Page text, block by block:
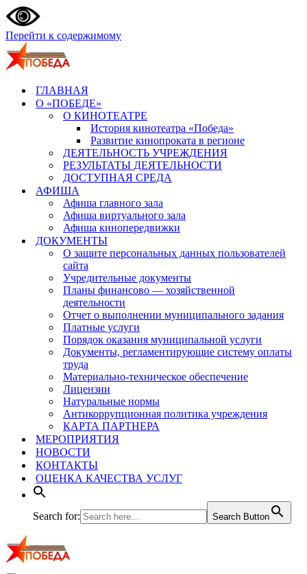
Перейти к содержимому
ГЛАВНАЯ
О «ПОБЕДЕ»
О КИНОТЕАТРЕ
История кинотеатра «Победа»
Развитие кинопроката в регионе
ДЕЯТЕЛЬНОСТЬ УЧРЕЖДЕНИЯ
РЕЗУЛЬТАТЫ ДЕЯТЕЛЬНОСТИ
ДОСТУПНАЯ СРЕДА
АФИША
Афиша главного зала
Афиша виртуального зала
Афиша кинопередвижки
ДОКУМЕНТЫ
О защите персональных данных пользователей
сайта
Учредительные документы
Планы финансово — хозяйственной
деятельности
Отчет о выполнении муниципального задания
Платные услуги
Порядок оказания муниципальной услуги
Документы, регламентирующие систему оплаты
труда
Материально-техническое обеспечение
Лицензии
Натуральные нормы
Антикоррупционная политика учреждения
КАРТА ПАРТНЕРА
МЕРОПРИЯТИЯ
НОВОСТИ
КОНТАКТЫ
ОЦЕНКА КАЧЕСТВА УСЛУГ
Search for: Search Button